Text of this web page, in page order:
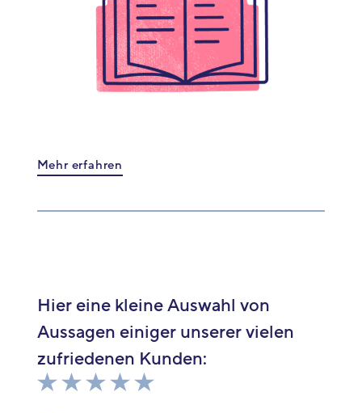
Mehr erfahren
Hier eine kleine Auswahl von
Aussagen einiger unserer vielen
zufriedenen Kunden: